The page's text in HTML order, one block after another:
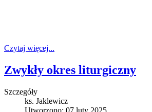
Czytaj więcej...
Zwykły okres liturgiczny
Szczegóły
ks. Jaklewicz
Utworzono: 07 luty 2025